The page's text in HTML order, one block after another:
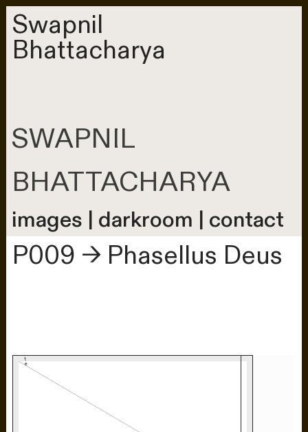
Swapnil
Bhattacharya
SWAPNIL
BHATTACHARYA
images | darkroom | contact
P009 → Phasellus Deus